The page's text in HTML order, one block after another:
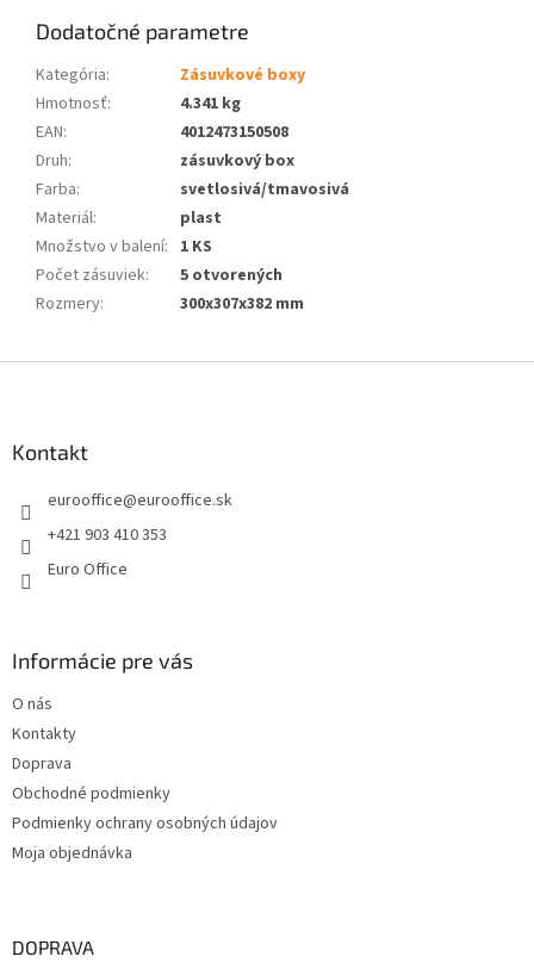
Dodatočné parametre
Kategória:
Zásuvkové boxy
Hmotnosť:
4.341 kg
EAN:
4012473150508
Druh:
zásuvkový box
Farba:
svetlosivá/tmavosivá
Materiál:
plast
Množstvo v balení: 1 KS
Počet zásuviek:
5 otvorených
Rozmery: 300x307x382 mm
Kontakt
eurooffice@eurooffice.sk
+421 903 410 353
Euro Office
Informácie pre vás
O nás
Kontakty
Doprava
Obchodné podmienky
Podmienky ochrany osobných údajov
Moja objednávka
DOPRAVA